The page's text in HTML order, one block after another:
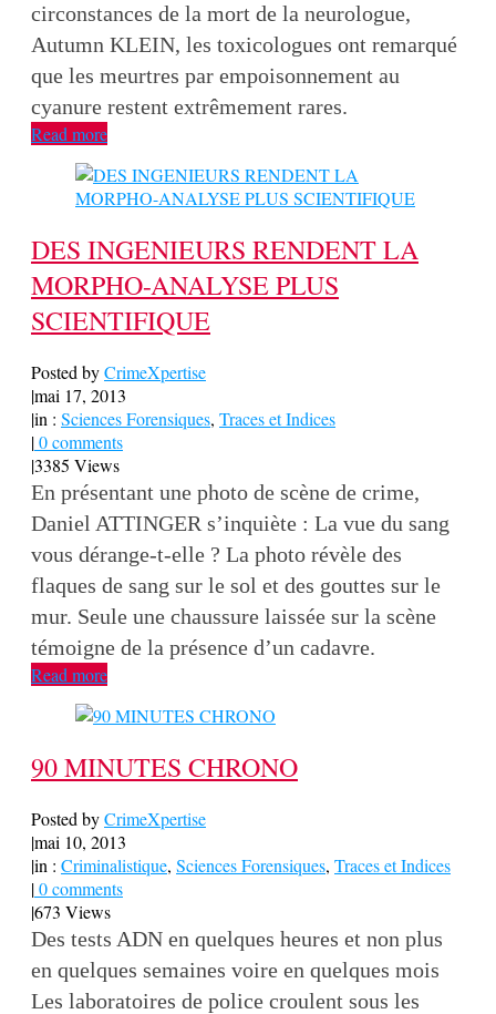
circonstances de la mort de la neurologue,
Autumn KLEIN, les toxicologues ont remarqué
que les meurtres par empoisonnement au
cyanure restent extrêmement rares.
Read more
DES INGENIEURS RENDENT LA
MORPHO-ANALYSE PLUS
SCIENTIFIQUE
Posted byCrimeXpertise
|mai 17, 2013
|in : Sciences Forensiques, Traces et Indices
|0 comments
|3385 Views
En présentant une photo de scène de crime,
Daniel ATTINGER s’inquiète : La vue du sang
vous dérange-t-elle ? La photo révèle des
flaques de sang sur le sol et des gouttes sur le
mur. Seule une chaussure laissée sur la scène
témoigne de la présence d’un cadavre.
Read more
90 MINUTES CHRONO
Posted byCrimeXpertise
|mai 10, 2013
|in : Criminalistique, Sciences Forensiques, Traces et Indices
|0 comments
|673 Views
Des tests ADN en quelques heures et non plus
en quelques semaines voire en quelques mois
Les laboratoires de police croulent sous les